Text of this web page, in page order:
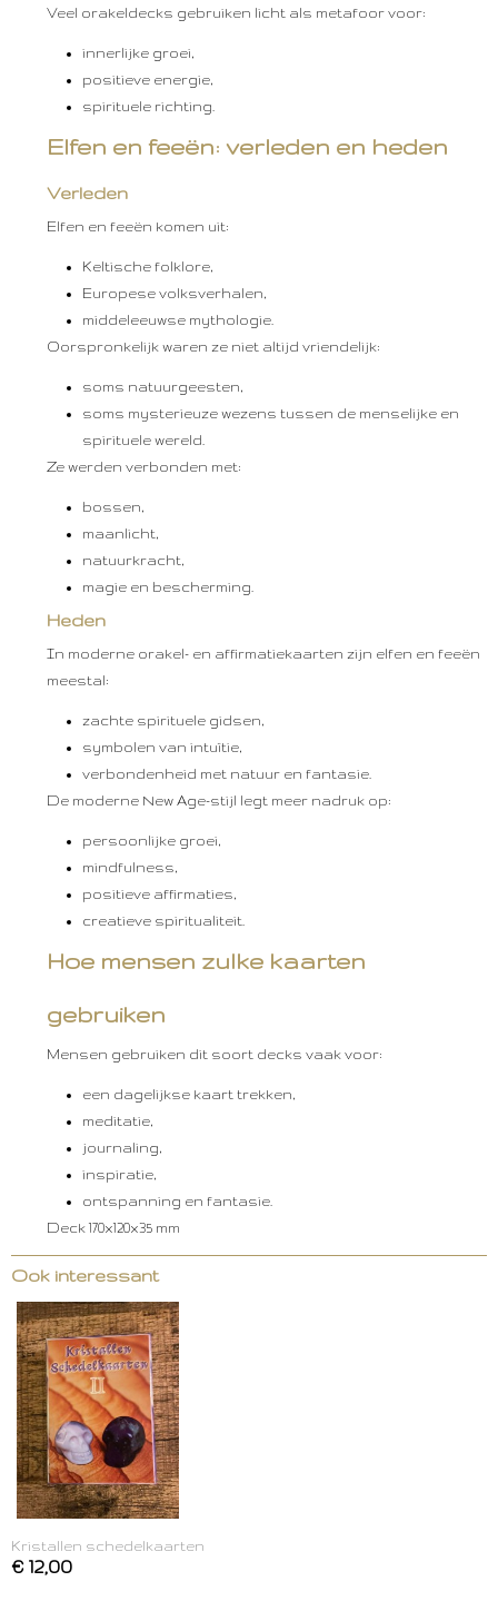
Veel orakeldecks gebruiken licht als metafoor voor:
innerlijke groei,
positieve energie,
spirituele richting.
Elfen en feeën: verleden en heden
Verleden
Elfen en feeën komen uit:
Keltische folklore,
Europese volksverhalen,
middeleeuwse mythologie.
Oorspronkelijk waren ze niet altijd vriendelijk:
soms natuurgeesten,
soms mysterieuze wezens tussen de menselijke en
spirituele wereld.
Ze werden verbonden met:
bossen,
maanlicht,
natuurkracht,
magie en bescherming.
Heden
In moderne orakel- en affirmatiekaarten zijn elfen en feeën
meestal:
zachte spirituele gidsen,
symbolen van intuïtie,
verbondenheid met natuur en fantasie.
De moderne New Age-stijl legt meer nadruk op:
persoonlijke groei,
mindfulness,
positieve affirmaties,
creatieve spiritualiteit.
Hoe mensen zulke kaarten
gebruiken
Mensen gebruiken dit soort decks vaak voor:
een dagelijkse kaart trekken,
meditatie,
journaling,
inspiratie,
ontspanning en fantasie.
Deck 170x120x35 mm
Ook interessant
Kristallen schedelkaarten
€ 12,00